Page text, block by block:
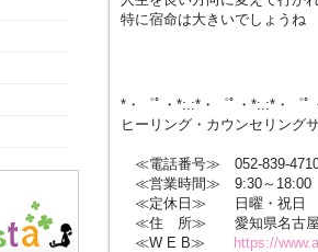
特に宿命は大きいでしょうね
*・゜ﾟ・*:.:*・゜ﾟ・*:.:*・゜
ヒーリング・カウンセリング
≪電話番号≫ 052-839-
≪営業時間≫ 9:30～18:00
≪定休日≫ 日曜・祝日
≪住 所≫ 愛知県名古屋市
≪W E B≫
https://